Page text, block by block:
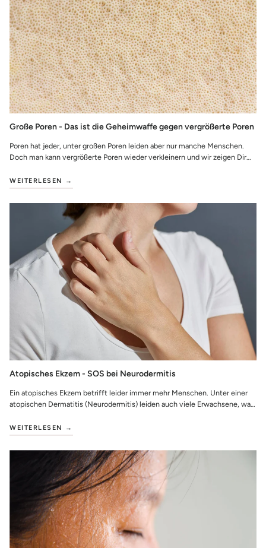
Große Poren - Das ist die Geheimwaffe gegen vergrößerte Poren
Poren hat jeder, unter großen Poren leiden aber nur manche Menschen.
Doch man kann vergrößerte Poren wieder verkleinern und wir zeigen Dir
WEITERLESEN →
Atopisches Ekzem - SOS bei Neurodermitis
Ein atopisches Ekzem betrifft leider immer mehr Menschen. Unter einer
atopischen Dermatitis (Neurodermitis) leiden auch viele Erwachsene, was
WEITERLESEN →